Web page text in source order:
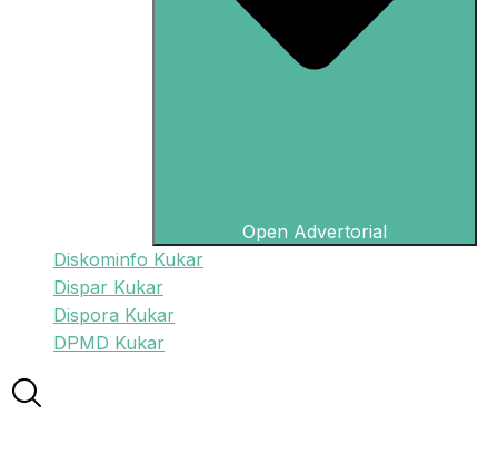
Open Advertorial
Diskominfo Kukar
Dispar Kukar
Dispora Kukar
DPMD Kukar